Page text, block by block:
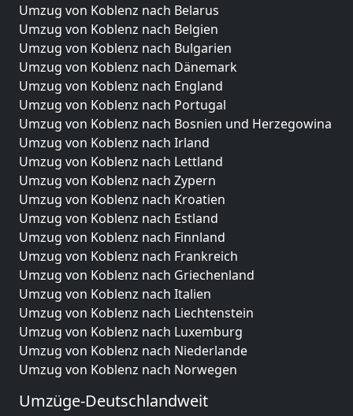
Umzug von Koblenz nach Belarus
Umzug von Koblenz nach Belgien
Umzug von Koblenz nach Bulgarien
Umzug von Koblenz nach Dänemark
Umzug von Koblenz nach England
Umzug von Koblenz nach Portugal
Umzug von Koblenz nach Bosnien und Herzegowina
Umzug von Koblenz nach Irland
Umzug von Koblenz nach Lettland
Umzug von Koblenz nach Zypern
Umzug von Koblenz nach Kroatien
Umzug von Koblenz nach Estland
Umzug von Koblenz nach Finnland
Umzug von Koblenz nach Frankreich
Umzug von Koblenz nach Griechenland
Umzug von Koblenz nach Italien
Umzug von Koblenz nach Liechtenstein
Umzug von Koblenz nach Luxemburg
Umzug von Koblenz nach Niederlande
Umzug von Koblenz nach Norwegen
Umzüge-Deutschlandweit